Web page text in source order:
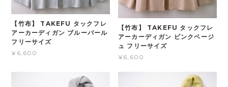
【竹布】 TAKEFU タックフレ
アーカーディガン ブルーパール
フリーサイズ
¥6,600
【竹布】 TAKEFU タックフレ
アーカーディガン ピンクベージ
ュ フリーサイズ
¥6,600